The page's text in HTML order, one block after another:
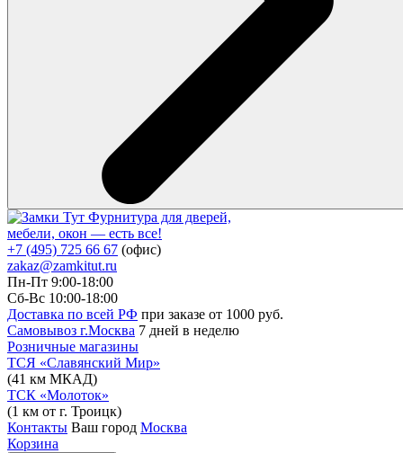
Фурнитура для дверей,
мебели, окон — есть все!
+7 (495) 725 66 67 (офис)
zakaz@zamkitut.ru
Пн-Пт 9:00-18:00
Сб-Вс 10:00-18:00
Доставка по всей РФ при заказе от 1000 руб.
Самовывоз г.Москва 7 дней в неделю
Розничные магазины
ТСЯ «Славянский Мир»
(41 км МКАД)
ТСК «Молоток»
(1 км от г. Троицк)
Контакты Ваш город Москва
Корзина